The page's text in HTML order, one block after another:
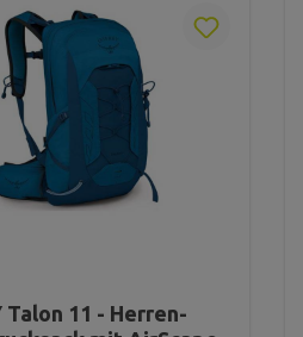
Talon 11 - Herren-